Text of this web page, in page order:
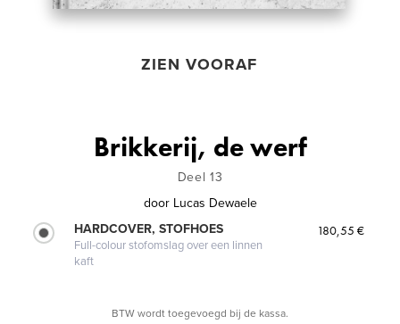
ZIEN VOORAF
Brikkerij, de werf
Deel 13
door Lucas Dewaele
HARDCOVER, STOFHOES
Full-colour stofomslag over een linnen
kaft
180,55 €
BTW wordt toegevoegd bij de kassa.